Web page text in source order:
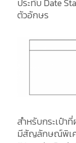
ตัวอักษร
สำหรับกระเป๋า
มีสัญลักษณ์พิเศ